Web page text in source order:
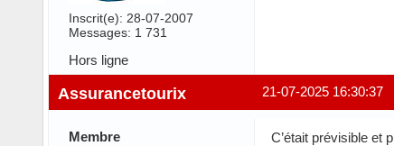
Inscrit(e): 28-07-2007
Messages: 1 731
Hors ligne
21-07-2025 16:30:37
Assurancetourix
Membre
C’était prévisible et